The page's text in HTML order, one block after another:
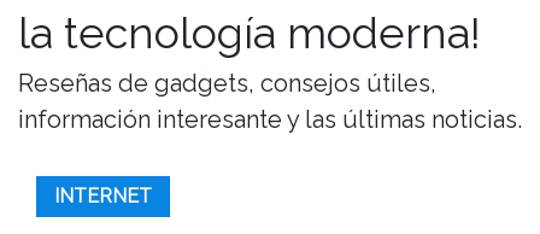
la tecnología moderna!
Reseñas de gadgets, consejos útiles,
información interesante y las últimas noticias.
INTERNET